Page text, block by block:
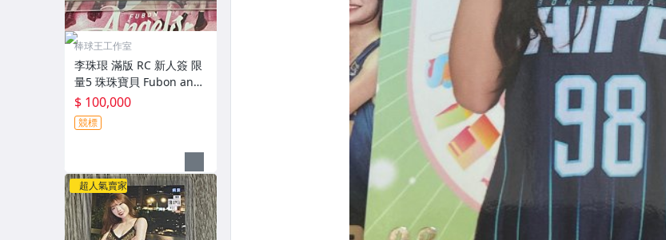
棒球王工作室
李珠珢 滿版 RC 新人簽 限
量5 珠珠寶貝 Fubon ange
ls 啦啦隊 2025 富邦悍將
年度女孩卡
$ 100,000
競標
超人氣賣家